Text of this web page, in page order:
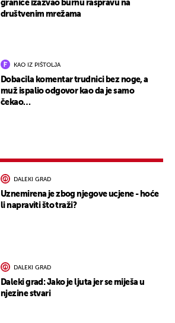
granice izazvao burnu raspravu na
društvenim mrežama
KAO IZ PIŠTOLJA
Dobacila komentar trudnici bez noge, a
muž ispalio odgovor kao da je samo
čekao…
DALEKI GRAD
Uznemirena je zbog njegove ucjene - hoće
li napraviti što traži?
DALEKI GRAD
Daleki grad: Jako je ljuta jer se miješa u
njezine stvari